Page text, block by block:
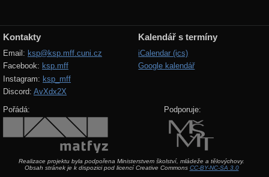
Výsledky
Řešení
Výsledky
Zadání 2. série
Řešení
Zadání 1. série
Kontakty
Email: ksp@ksp.mff.cuni.cz
Facebook: ksp.mff
Instagram: ksp_mff
Discord: AvXdx2X
Kalendář s termíny
iCalendar (ics)
Google kalendář
Pořádá: Podporuje:
Realizace projektu byla podpořena Ministerstvem školství, mládeže a tělovýchovy.
Obsah stránek je k dispozici pod licencí Creative Commons CC-BY-NC-SA 3.0